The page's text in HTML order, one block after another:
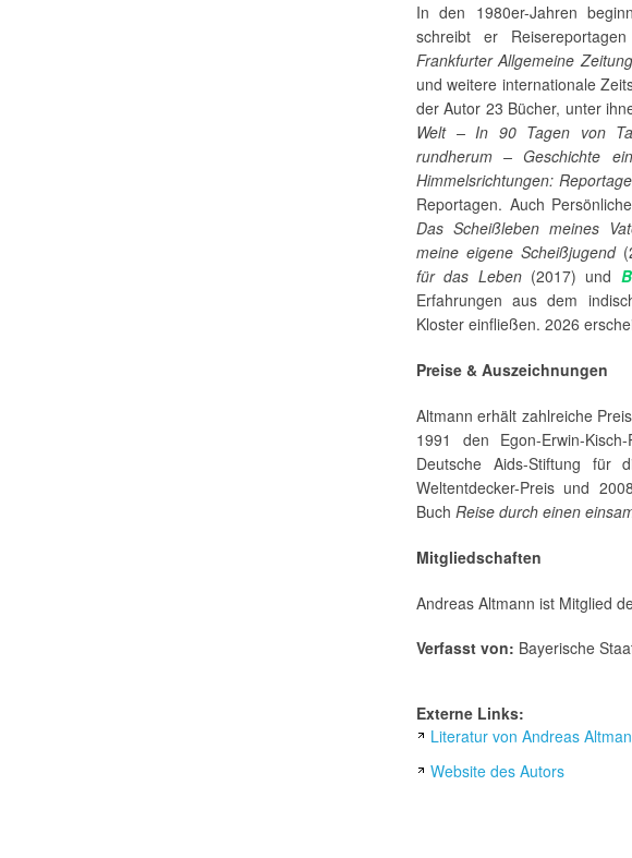
In den 1980er-Jahren
schreibt er
Frankfurter Allgemeine
und weitere internationale
der Autor 23 Bücher, unter
Welt – In 90 Tagen von
rundherum – Geschichte
Himmelsrichtungen:
Reportagen. Auch
Das Scheißleben meines
meine eigene Scheißjugend
für das Leben(2017) und
Erfahrungen aus dem
Kloster einfließen. 2026
Preise & Auszeichnungen
Altmann erhält zahlreiche
1991 den Egon-Erwin-
Deutsche Aids-Stiftung für
Weltentdecker-Preis und
Buch Reise durch einen
Mitgliedschaften
Andreas Altmann ist Mitglied
Verfasst von: Bayerische
Externe Links:
Literatur von Andreas
Website des Autors